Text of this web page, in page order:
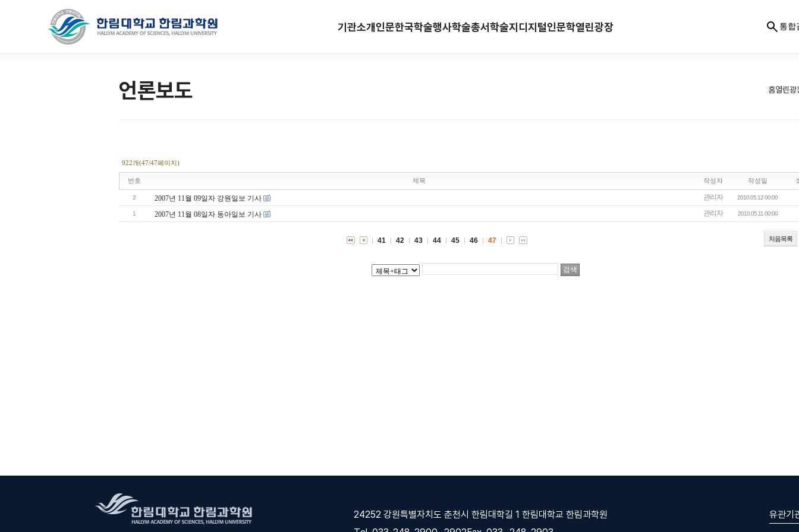
기관소개인문한국학술행사학술총서학술지디지털인문학열린광장 통합
언론보도 홈열린광
922개(47/47페이지)
번호 제목 작성자 작성일
2 2007년 11월 09일자 강원일보 기사 관리자 2010.05.12 00:00
1 2007년 11월 08일자 동아일보 기사 관리자 2010.05.11 00:00
처음목록
41 42 43 44 45 46 47
24252 강원특별자치도 춘천시 한림대학길 1 한림대학교 한림과학원
유관기